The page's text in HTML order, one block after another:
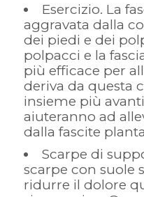
Esercizio. La
aggravata dalla
dei piedi e dei
polpacci e la
più efficace per
deriva da questa
insieme più
aiuteranno ad
dalla fascite
Scarpe di
scarpe con suole
ridurre il dolore